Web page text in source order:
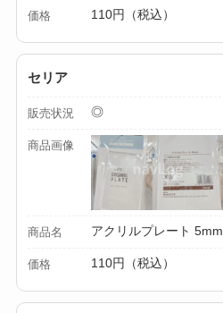
価格 110円（税込）
セリア
販売状況 ◎
商品画像
商品名 アクリルプレート 5mm
価格 110円（税込）